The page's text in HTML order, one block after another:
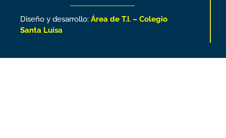
Diseño y desarrollo: Área de T.I. – Colegio
Santa Luisa